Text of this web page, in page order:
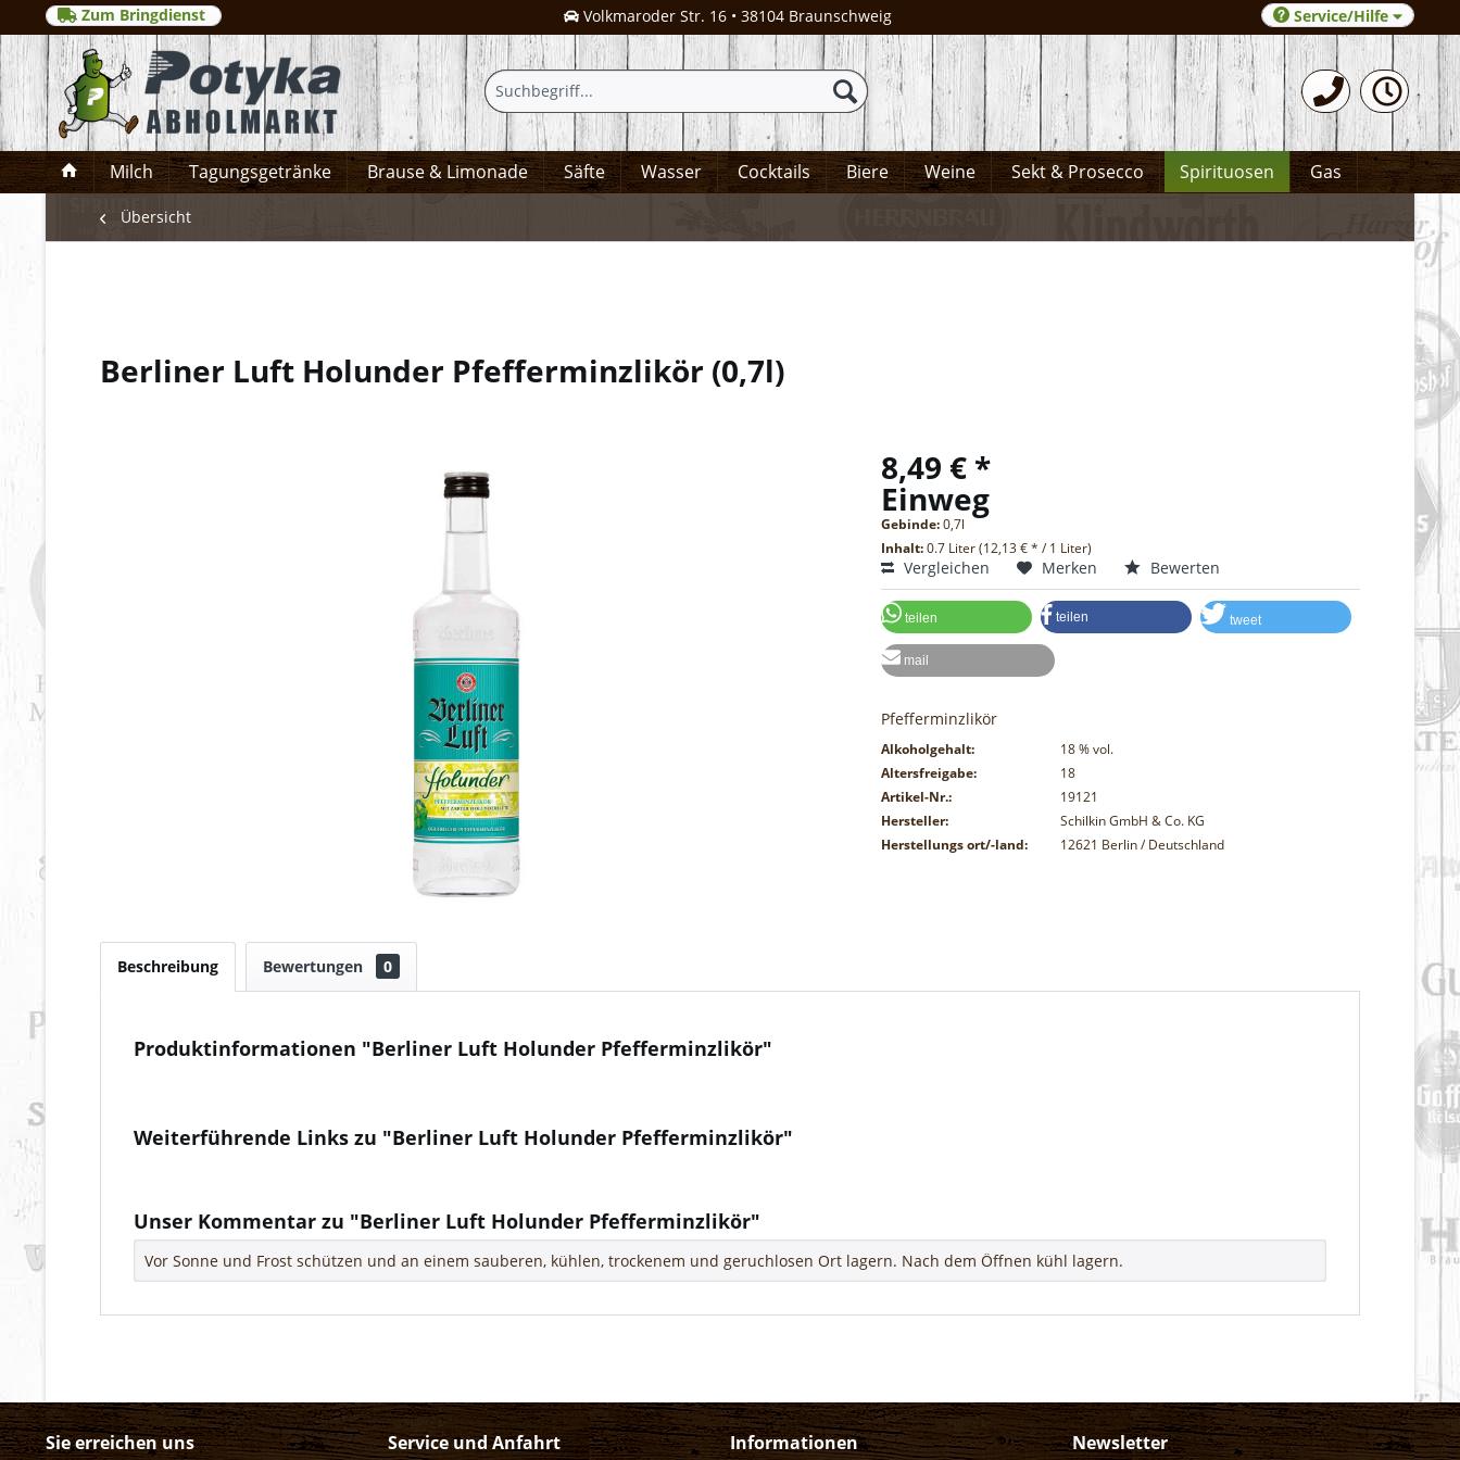
Zum Bringdienst Volkmaroder Str. 16 • 38104 Braunschweig 0531-372066
Service/Hilfe
Milch Tagungsgetränke Brause & Limonade Säfte Wasser Cocktails Biere Weine Sekt & Prosecco Spirituosen Gas
Übersicht
Berliner Luft Holunder Pfefferminzlikör (0,7l)
8,49 € *
Einweg
Gebinde:0,7l
Inhalt:0.7 Liter (12,13 € * / 1 Liter)
Vergleichen Merken Bewerten
teilen teilen tweet
mail
Pfefferminzlikör
Alkoholgehalt: 18% vol.
Altersfreigabe:
18
Artikel-Nr.:
19121
Hersteller:
Schilkin GmbH & Co. KG
Herstellungs ort/-land:
12621 Berlin / Deutschland
Beschreibung Bewertungen 0
Produktinformationen "Berliner Luft Holunder Pfefferminzlikör"
Weiterführende Links zu "Berliner Luft Holunder Pfefferminzlikör"
Unser Kommentar zu "Berliner Luft Holunder Pfefferminzlikör"
Vor Sonne und Frost schützen und an einem sauberen, kühlen, trockenem und geruchlosen Ort lagern. Nach dem Öffnen kühl lagern.
Sie erreichen uns Service und Anfahrt Informationen Newsletter